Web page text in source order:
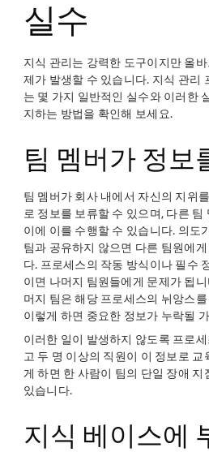
실수
지식 관리는 강력한 도구이지만 올
제가 발생할 수 있습니다. 지식 관리
는 몇 가지 일반적인 실수와 이러한
지하는 방법을 확인해 보세요.
팀 멤버가 정보
팀 멤버가 회사 내에서 자신의 지위
로 정보를 보류할 수 있으며, 다른
이에 이를 수행할 수 있습니다. 의도
팀과 공유하지 않으면 다른 팀원에
다. 프로세스의 작동 방식이나 필수
이면 나머지 팀원들에게 문제가 됩
머지 팀은 해당 프로세스의 뉘앙스
이렇게 하면 중요한 정보가 누락될
이러한 일이 발생하지 않도록 프로
고 두 명 이상의 직원이 이 정보로 교
게 하면 한 사람이 팀의 단일 장애 지
있습니다.
지식 베이스에